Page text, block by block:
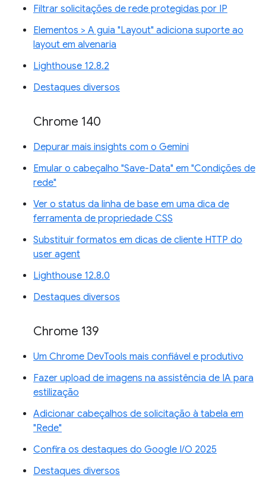
Filtrar solicitações de rede protegidas por IP
Elementos > A guia "Layout" adiciona suporte ao
layout em alvenaria
Lighthouse 12.8.2
Destaques diversos
Chrome 140
Depurar mais insights com o Gemini
Emular o cabeçalho "Save-Data" em "Condições de
rede"
Ver o status da linha de base em uma dica de
ferramenta de propriedade CSS
Substituir formatos em dicas de cliente HTTP do
user agent
Lighthouse 12.8.0
Destaques diversos
Chrome 139
Um Chrome DevTools mais confiável e produtivo
Fazer upload de imagens na assistência de IA para
estilização
Adicionar cabeçalhos de solicitação à tabela em
"Rede"
Confira os destaques do Google I/O 2025
Destaques diversos